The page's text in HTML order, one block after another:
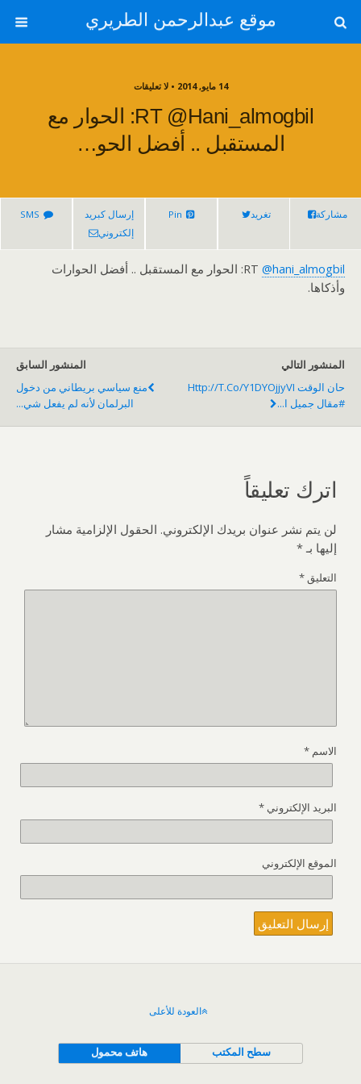
موقع عبدالرحمن الطريري
14 مايو, 2014 • لا تعليقات
RT @hani_almogbil: الحوار مع
المستقبل .. أفضل الحو…
مشاركة تغريد Pin
إرسال كبريد
إلكتروني
SMS
RT @hani_almogbil
: الحوار مع المستقبل .. أفضل الحوارات
وأذكاها.
المنشور السابق
منع سياسي بريطاني من دخول
البرلمان لأنه لم يفعل شي...
المنشور التالي
حان الوقت Http://t.co/Y1DYOjjyVI
#مقال جميل ا...
اترك تعليقاً
لن يتم نشر عنوان بريدك الإلكتروني. الحقول الإلزامية مشار
إليها بـ*
التعليق*
الاسم *
البريد الإلكتروني *
الموقع الإلكتروني
العودة للأعلى
هاتف محمول سطح المكتب